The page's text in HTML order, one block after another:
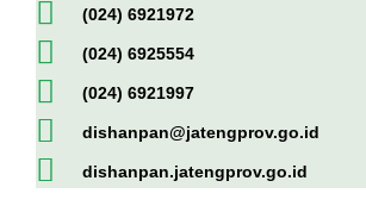
(024) 6921972
(024) 6925554
(024) 6921997
dishanpan@jatengprov.go.id
dishanpan.jatengprov.go.id